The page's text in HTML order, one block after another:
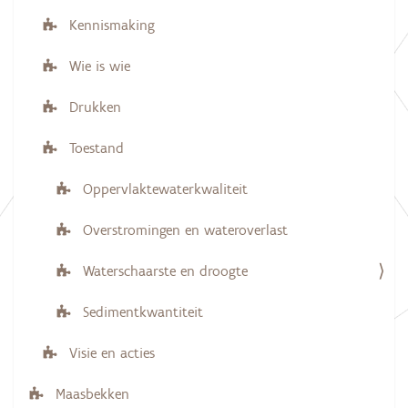
Kennismaking
Wie is wie
Drukken
Toestand
Oppervlaktewaterkwaliteit
Overstromingen en wateroverlast
Waterschaarste en droogte
Sedimentkwantiteit
Visie en acties
Maasbekken